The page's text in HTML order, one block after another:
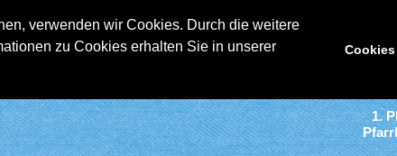
verwenden wir Cookies. Durch die weitere
zu Cookies erhalten Sie in unserer
1.